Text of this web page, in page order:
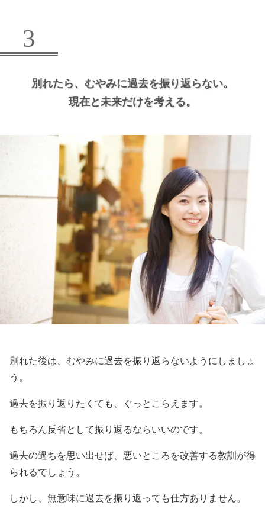
3
別れたら、 むやみに過去を振り返らない。
現在と未来だけを考える。
別れた後は、むやみに過去を振り返らないようにしましょ
う。
過去を振り返りたくても、ぐっとこらえます。
もちろん反省として振り返るならいいのです。
過去の過ちを思い出せば、悪いところを改善する教訓が得
られるでしょう。
しかし、無意味に過去を振り返っても仕方ありません。